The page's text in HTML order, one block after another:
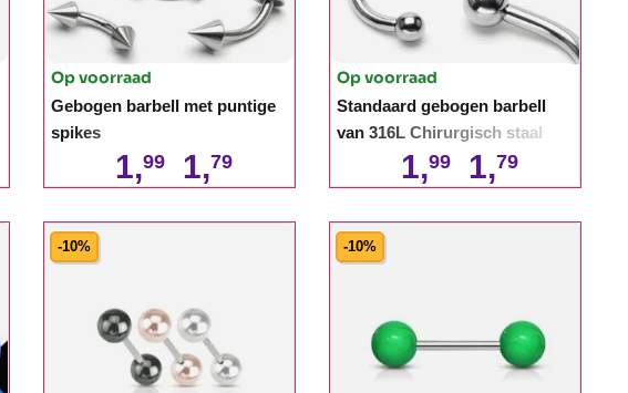
Op voorraad
Gebogen barbell met puntige
spikes
1,99 1,79
Op voorraad
Standaard gebogen barbell
van 316L Chirurgisch staal
1,99 1,79
-10% -10%